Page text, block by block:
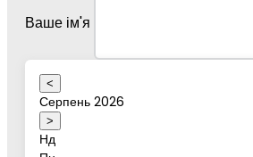
Ваше ім'я
<
Серпень 2026
>
Нд
Дата туру